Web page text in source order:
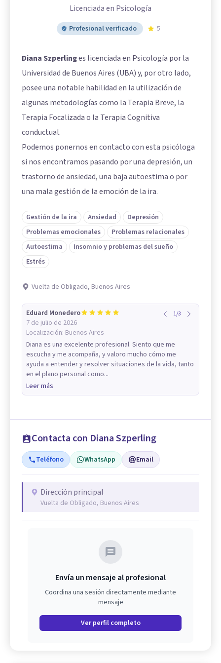
Licenciada en Psicología
Profesional verificado 5
Diana Szperlinges licenciada en Psicología por la
Universidad de Buenos Aires (UBA) y, por otro lado,
posee una notable habilidad en la utilización de
algunas metodologías como la Terapia Breve, la
Terapia Focalizada o la Terapia Cognitiva
conductual.
Podemos ponernos en contacto con esta psicóloga
si nos encontramos pasando por una depresión, un
trastorno de ansiedad, una baja autoestima o por
una mala gestión de la emoción de la ira.
Gestión de la ira Ansiedad
Depresión
Problemas emocionales
Problemas relacionales
Autoestima
Insomnio y problemas del sueño
Estrés
Vuelta de Obligado, Buenos Aires
Eduard Monedero
7 de julio de 2026
Localización: Buenos Aires
1/3
Diana es una excelente profesional. Siento que me
escucha y me acompaña, y valoro mucho cómo me
ayuda a entender y resolver situaciones de la vida, tanto
en el plano personal como...
Leer más
Contacta con Diana Szperling
Teléfono WhatsApp Email
Dirección principal
Vuelta de Obligado, Buenos Aires
Envía un mensaje al profesional
Coordina una sesión directamente mediante
mensaje
Ver perfil completo